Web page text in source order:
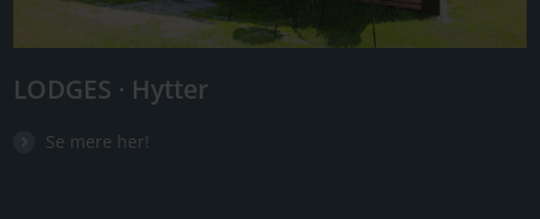
LODGES · Hytter
Se mere her!